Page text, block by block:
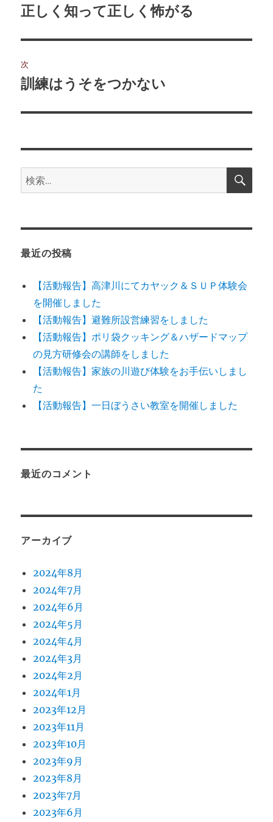
稿
ビ
ゲ
ー
ン
前
投
稿:
正しく知って正しく怖がる
次
次
投
訓練はうそをつかない
検
索:
検
最近の投稿
【活動報告】高津川にてカヤック＆ＳＵＰ体験会
を開催しました
【活動報告】避難所設営練習をしました
【活動報告】ポリ袋クッキング＆ハザードマップ
の見方研修会の講師をしました
【活動報告】家族の川遊び体験をお手伝いしまし
た
【活動報告】一日ぼうさい教室を開催しました
最近のコメント
アーカイブ
2024年8月
2024年7月
2024年6月
2024年5月
2024年4月
2024年3月
2024年2月
2024年1月
2023年12月
2023年11月
2023年10月
2023年9月
2023年8月
2023年7月
2023年6月